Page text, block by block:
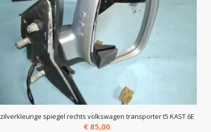
zilverkleurige spiegel rechts volkswagen transporter t5 KAST 6E
€ 85,00